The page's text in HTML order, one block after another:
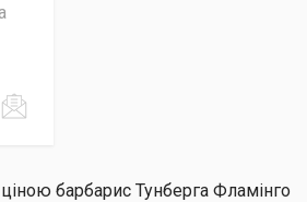
барбарис Тунберга Фламінго